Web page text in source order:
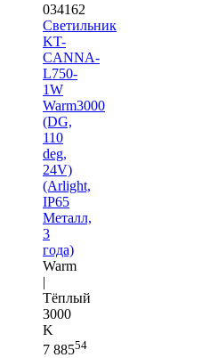
034162
Светильник
KT-
CANNA-
L750-
1W
Warm3000
(DG,
110
deg,
24V)
(Arlight,
IP65
Металл,
3
года)
Warm
|
Тёплый
3000
K
7 88554